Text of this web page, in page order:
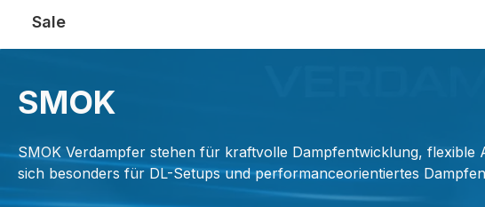
Sale
SMOK
SMOK Verdampfer stehen für kraftvolle Dampfentwicklung, flexible
sich besonders für DL-Setups und performanceorientiertes